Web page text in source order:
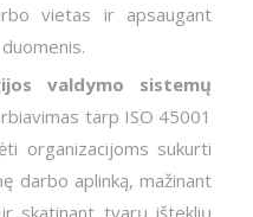
vietas ir apsaugant
valdymo sistemų
tarp ISO 45001
organizacijoms sukurti
darbo aplinką, mažinant
skatinant tvarų išteklių